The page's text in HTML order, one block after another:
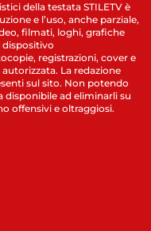
della testata STILETV è
e l’uso, anche parziale,
filmati, loghi, grafiche
dispositivo
registrazioni, cover e
La redazione
sul sito. Non potendo
ad eliminarli su
offensivi e oltraggiosi.